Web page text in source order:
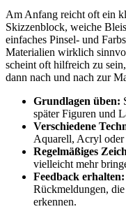
Am Anfang reicht oft ein
Skizzenblock, weiche
einfaches Pinsel- und
Materialien wirklich
scheint oft hilfreich zu
dann nach und nach zur
Grundlagen üben:
später Figuren und
Verschiedene
Aquarell, Acryl
Regelmäßiges
vielleicht mehr
Feedback erhalten:
Rückmeldungen,
erkennen.